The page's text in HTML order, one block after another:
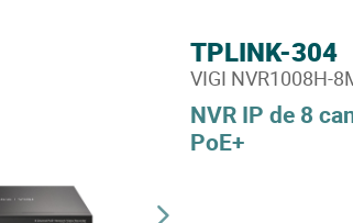
NVR IP de 8
PoE+
TPLINK-304
VIGI NVR1008H-